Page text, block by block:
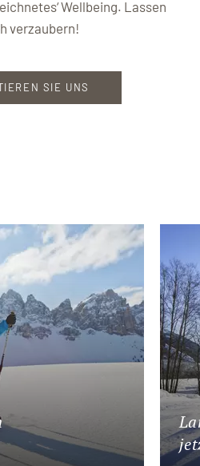
Wellbeing. Lassen
verzaubern!
SIE UNS